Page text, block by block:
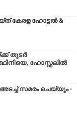
കേരള ഹോട്ടൽ &
തുടർ
ഹോസ്റ്റലിൽ
സമരം ചെയ്യും -